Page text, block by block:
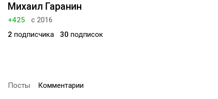
Михаил Гаранин
+425
с 2016
2 подписчика 30 подписок
Посты Комментарии